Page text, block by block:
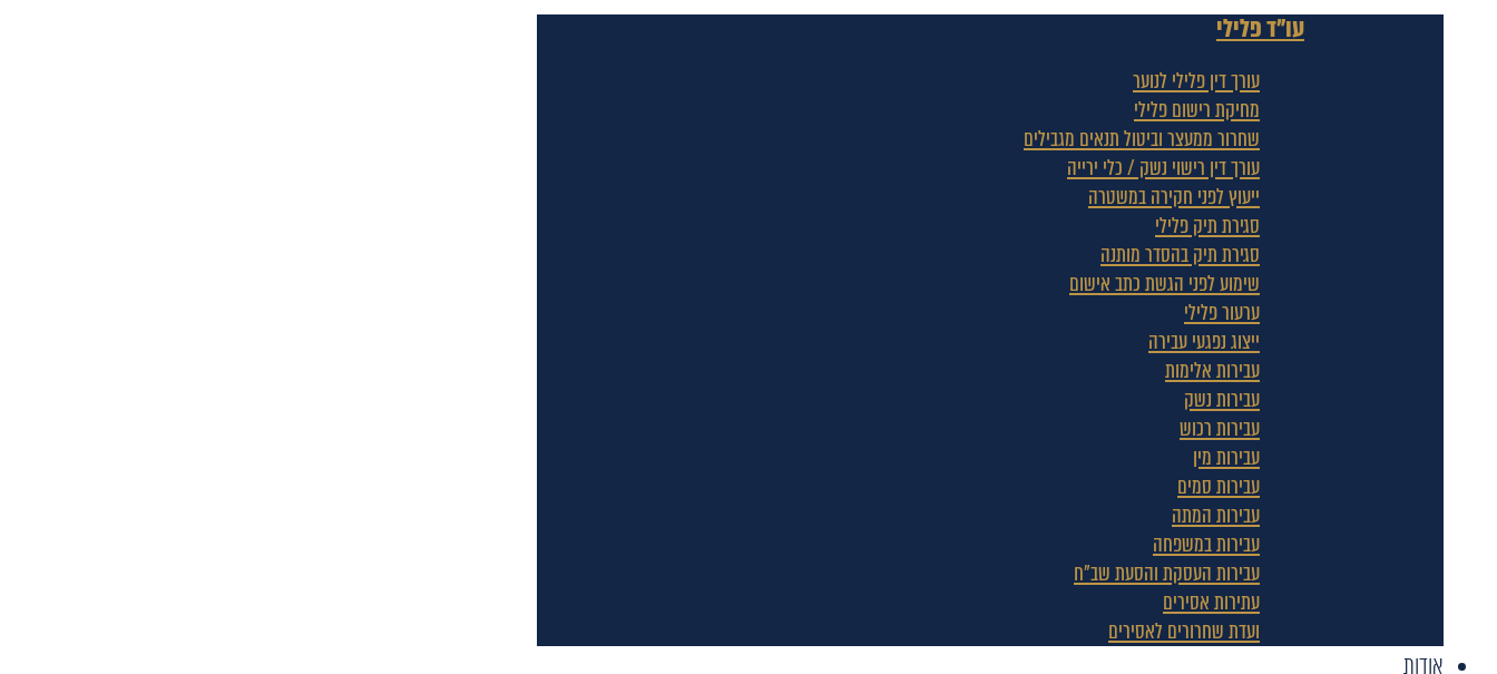
עו"ד פלילי
עורך דין פלילי לנוער
מחיקת רישום פלילי
שחרור ממעצר וביטול תנאים מגבילים
עורך דין רישוי נשק / כלי ירייה
ייעוץ לפני חקירה במשטרה
סגירת תיק פלילי
סגירת תיק בהסדר מותנה
שימוע לפני הגשת כתב אישום
ערעור פלילי
ייצוג נפגעי עבירה
עבירות אלימות
עבירות נשק
עבירות רכוש
עבירות מין
עבירות סמים
עבירות המתה
עבירות במשפחה
עבירות העסקת והסעת שב"ח
עתירות אסירים
ועדת שחרורים לאסירים
אודות